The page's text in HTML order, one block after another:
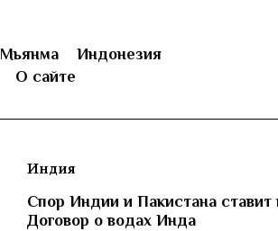
Мьянма
Индонезия
О сайте
Индия
Спор Индии и Пакистана ставит
Договор о водах Инда